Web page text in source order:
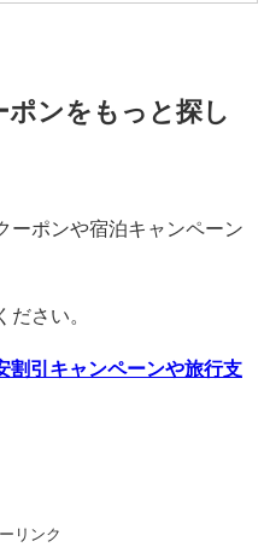
ポンをもっと探し
ーポンや宿泊キャンペーン
ださい。
割引キャンペーンや旅行支
リンク